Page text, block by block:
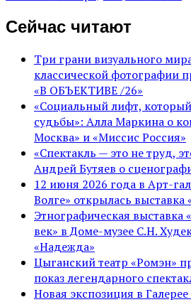
Сейчас читают
Три грани визуального
классической фотографии
«В ОБЪЕКТИВЕ /26»
«Социальный лифт,
судьбы»: Алла Маркина о
Москва» и «Миссис Россия»
«Спектакль — это не труд,
Андрей Бутяев о
12 июня 2026 года в Арт-
Волге» открылась
Этнографическая
век» в Доме-музее С.Н.
«Надежда»
Цыганский театр «Ромэн»
показ легендарного
Новая экспозиция в Галерее